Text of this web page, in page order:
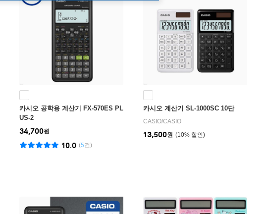
카시오 공학용 계산기 FX-570ES PL
US-2
34,700원
(5건)
10.0
카시오 계산기 SL-1000SC 10단
CASIO/CASIO
10%
13,500원